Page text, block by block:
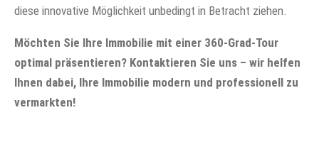
diese innovative Möglichkeit unbedingt in Betracht ziehen.
Möchten Sie Ihre Immobilie mit einer 360-Grad-Tour
optimal präsentieren? Kontaktieren Sie uns – wir helfen
Ihnen dabei, Ihre Immobilie modern und professionell zu
vermarkten!